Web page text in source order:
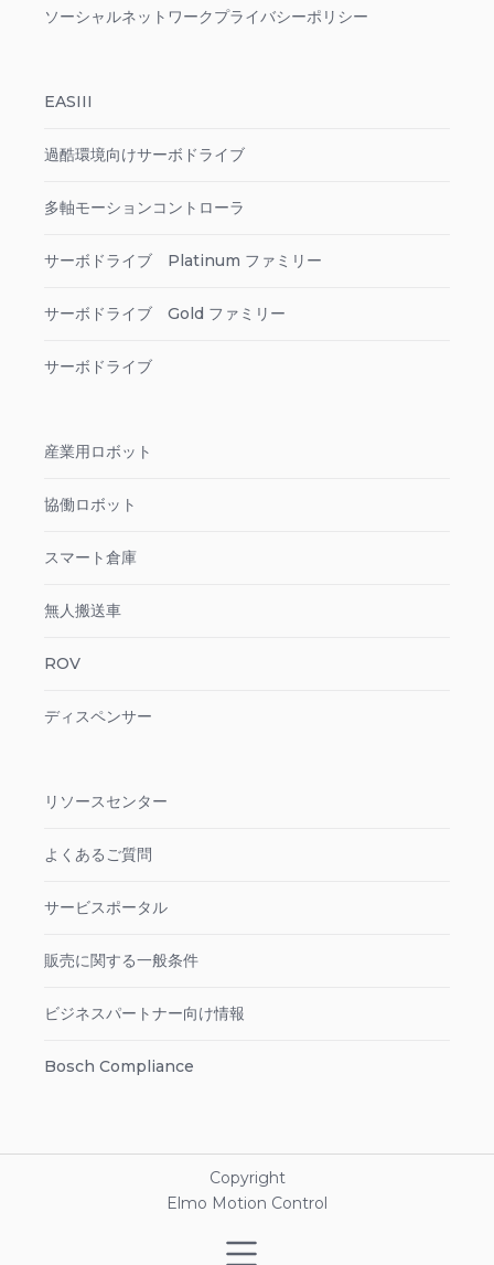
ソーシャルネットワークプライバシーポリシー
EASIII
過酷環境向けサーボドライブ
多軸モーションコントローラ
サーボドライブ Platinum ファミリー
サーボドライブ Gold ファミリー
サーボドライブ
産業用ロボット
協働ロボット
スマート倉庫
無人搬送車
ROV
ディスペンサー
リソースセンター
よくあるご質問
サービスポータル
販売に関する一般条件
ビジネスパートナー向け情報
Bosch Compliance
Copyright
Elmo Motion Control